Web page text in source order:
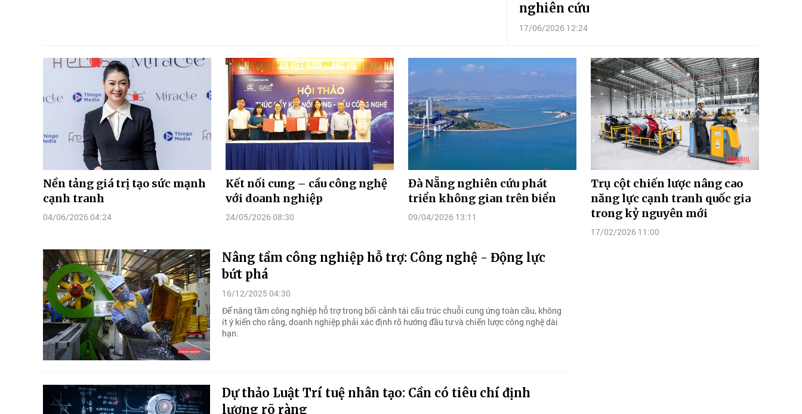
nghiên cứu
17/06/2026 12:24
Nền tảng giá trị tạo sức mạnh
cạnh tranh
04/06/2026 04:24
Kết nối cung – cầu công nghệ
với doanh nghiệp
24/05/2026 08:30
Đà Nẵng nghiên cứu phát
triển không gian trên biển
09/04/2026 13:11
Trụ cột chiến lược nâng cao
năng lực cạnh tranh quốc gia
trong kỷ nguyên mới
17/02/2026 11:00
Nâng tầm công nghiệp hỗ trợ: Công nghệ - Động lực
bứt phá
16/12/2025 04:30
Để nâng tầm công nghiệp hỗ trợ trong bối cảnh tái cấu trúc chuỗi cung ứng toàn cầu, không
ít ý kiến cho rằng, doanh nghiệp phải xác định rõ hướng đầu tư và chiến lược công nghệ dài
hạn.
Dự thảo Luật Trí tuệ nhân tạo: Cần có tiêu chí định
lượng rõ ràng